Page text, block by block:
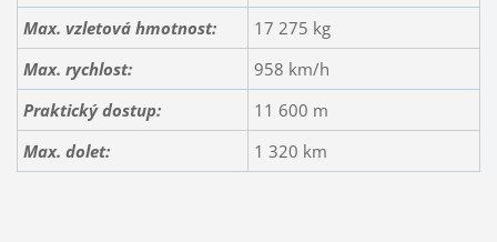
Max. vzletová hmotnost:
17 275 kg
Max. rychlost:
958 km/h
Praktický dostup:
11 600 m
Max. dolet:
1 320 km